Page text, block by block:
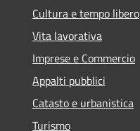
Cultura e tempo libero
Vita lavorativa
Imprese e Commercio
Appalti pubblici
Catasto e urbanistica
Turismo